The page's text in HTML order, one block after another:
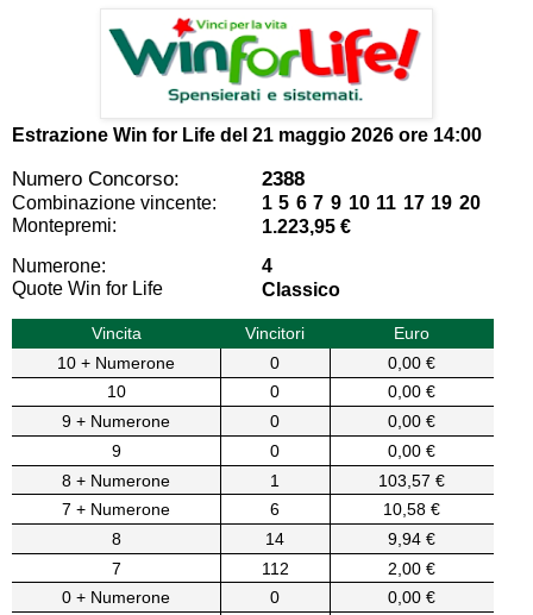
Estrazione Win for Life del 21 maggio 2026 ore 14:00
Numero Concorso: 2388
Combinazione vincente:
1 5 6 7 9 10 11 17 19 20
Montepremi:
1.223,95 €
Numerone:
4
Quote Win for Life
Classico
Vincita Vincitori
Euro
10 + Numerone
0
0,00 €
10
0
0,00 €
9 + Numerone
0
0,00 €
9
0
0,00 €
8 + Numerone
1
103,57 €
7 + Numerone
6
10,58 €
8
14
9,94 €
7
112
2,00 €
0 + Numerone
0
0,00 €